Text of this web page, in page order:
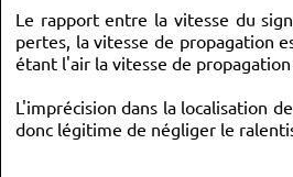
Le rapport entre la vitesse du
pertes, la vitesse de propagation
étant l'air la vitesse de
L'imprécision dans la localisation
donc légitime de négliger le